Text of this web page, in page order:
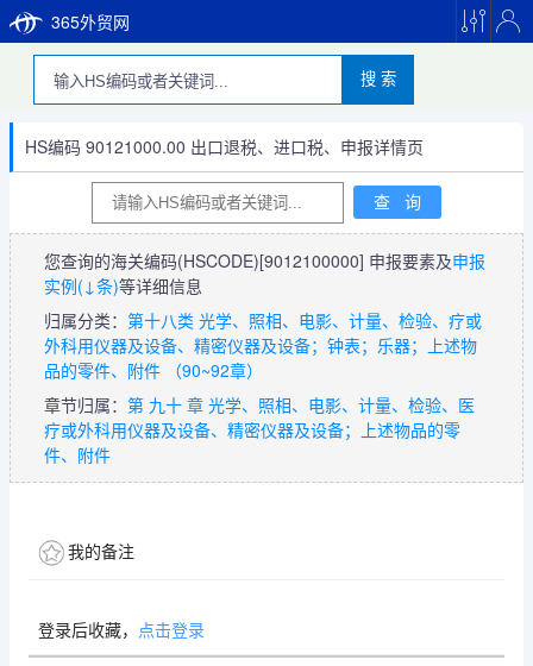
365外贸网
搜 索
HS编码 90121000.00 出口退税、进口税、申报详情页
您查询的海关编码(HSCODE)[9012100000] 申报要素及申报
实例(↓条)等详细信息
归属分类： 第十八类 光学、照相、电影、计量、检验、疗或
外科用仪器及设备、精密仪器及设备；钟表；乐器；上述物
品的零件、附件 （90~92章）
章节归属： 第 九十 章 光学、照相、电影、计量、检验、医
疗或外科用仪器及设备、精密仪器及设备；上述物品的零
件、附件
我的备注
登录后收藏， 点击登录